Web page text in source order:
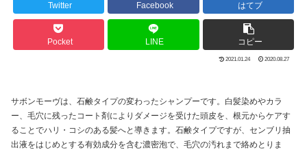
Twitter Facebook はてブ
Pocket LINE コピー
2021.01.24 2020.08.27
サボンモーヴは、石鹸タイプの変わったシャンプーです。白髪染めやカラ
ー、毛穴に残ったコート剤によりダメージを受けた頭皮を、根元からケアす
ることでハリ・コシのある髪へと導きます。石鹸タイプですが、センブリ抽
出液をはじめとする有効成分を含む濃密泡で、毛穴の汚れまで絡めとりま